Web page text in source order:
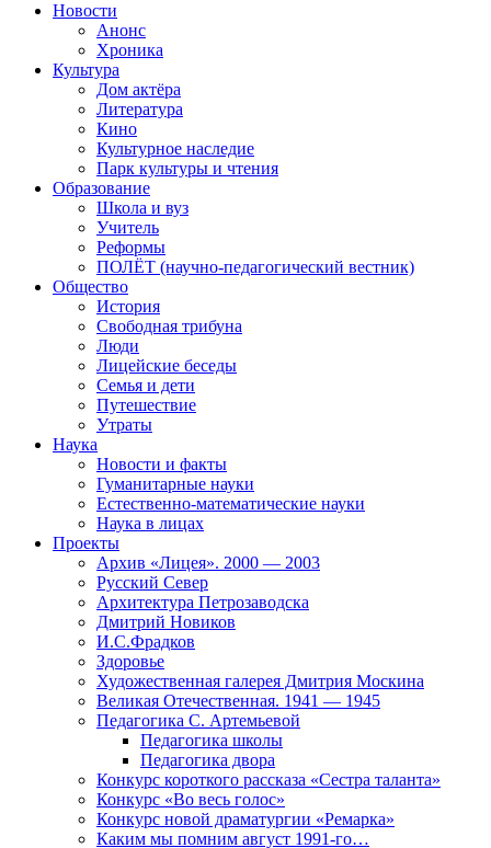
Новости
Анонс
Хроника
Культура
Дом актёра
Литература
Кино
Культурное наследие
Парк культуры и чтения
Образование
Школа и вуз
Учитель
Реформы
ПОЛЁТ (научно-педагогический вестник)
Общество
История
Свободная трибуна
Люди
Лицейские беседы
Семья и дети
Путешествие
Утраты
Наука
Новости и факты
Гуманитарные науки
Естественно-математические науки
Наука в лицах
Проекты
Архив «Лицея». 2000 — 2003
Русский Север
Архитектура Петрозаводска
Дмитрий Новиков
И.С.Фрадков
Здоровье
Художественная галерея Дмитрия Москина
Великая Отечественная. 1941 — 1945
Педагогика С. Артемьевой
Педагогика школы
Педагогика двора
Конкурс короткого рассказа «Сестра таланта»
Конкурс «Во весь голос»
Конкурс новой драматургии «Ремарка»
Каким мы помним август 1991-го…